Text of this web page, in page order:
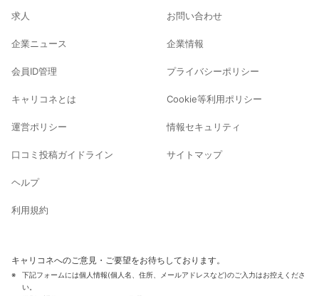
求人
企業ニュース
会員ID管理
キャリコネとは
運営ポリシー
口コミ投稿ガイドライン
ヘルプ
利用規約
お問い合わせ
企業情報
プライバシーポリシー
Cookie等利用ポリシー
情報セキュリティ
サイトマップ
キャリコネへのご意見・ご要望をお待ちしております。
下記フォームには個人情報(個人名、住所、メールアドレスなど)のご入力はお控えくださ
い。